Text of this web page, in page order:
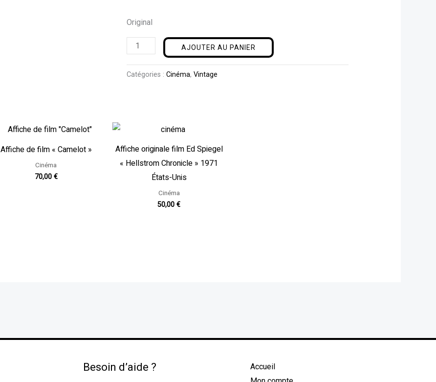
Original
originale,
Mexique.
AJOUTER AU PANIER
Catégories :Cinéma,Vintage
Affiche de film « Camelot »
Cinéma
70,00 €
Affiche originale film Ed Spiegel
« Hellstrom Chronicle » 1971
États-Unis
Cinéma
50,00€
Besoin d’aide ?
Accueil